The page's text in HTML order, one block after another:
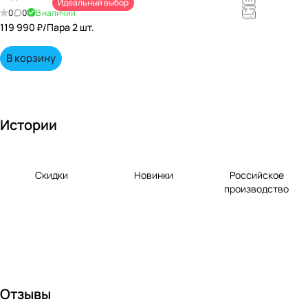
непревзойд
0 0 В наличии
Идеальный выбор
119 990 ₽/Пара 2 шт.
В корзину
Истории
Скидки Новинки
Российское
производство
Отзывы